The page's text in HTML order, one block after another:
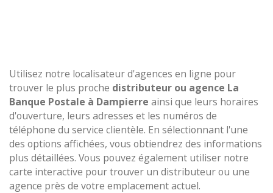
Utilisez notre localisateur d'agences en ligne pour
trouver le plus proche distributeur ou agence La
Banque Postale à Dampierre ainsi que leurs horaires
d'ouverture, leurs adresses et les numéros de
téléphone du service clientèle. En sélectionnant l'une
des options affichées, vous obtiendrez des informations
plus détaillées. Vous pouvez également utiliser notre
carte interactive pour trouver un distributeur ou une
agence près de votre emplacement actuel.